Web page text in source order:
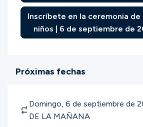
Inscríbete en la ceremonia
niños | 6 de septiembre de
Próximas fechas
Domingo, 6 de septiembre de
DE LA MAÑANA